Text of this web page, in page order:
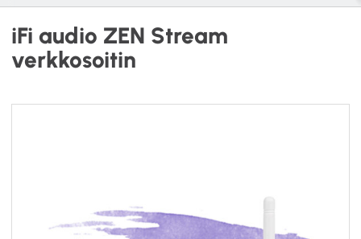
iFi audio ZEN Stream
verkkosoitin